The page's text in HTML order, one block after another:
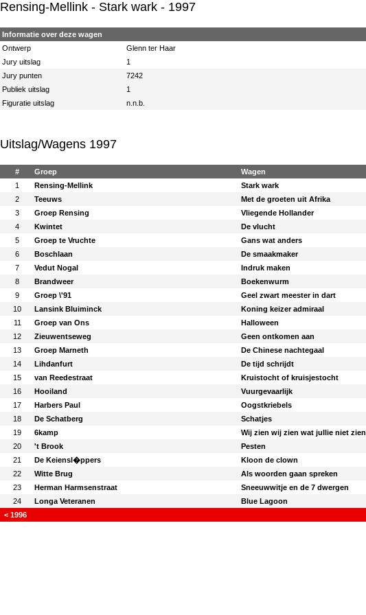
Rensing-Mellink - Stark wark - 1997
Informatie over deze wagen
Ontwerp
Glenn ter Haar
Jury uitslag
1
Jury punten
7242
Publiek uitslag
1
Figuratie uitslag
n.n.b.
Uitslag/Wagens 1997
# Groep
Wagen
1
Rensing-Mellink
Stark wark
2
Teeuws
Met de groeten uit Afrika
3
Groep Rensing
Vliegende Hollander
4
Kwintet
De vlucht
5
Groep te Vruchte
Gans wat anders
6
Boschlaan
De smaakmaker
7
Vedut Nogal
Indruk maken
8
Brandweer
Boekenwurm
9
Groep \'91
Geel zwart meester in dart
10
Lansink Bluiminck
Koning keizer admiraal
11
Groep van Ons
Halloween
12
Zieuwentseweg
Geen ontkomen aan
13
Groep Marneth
De Chinese nachtegaal
14
Lihdanfurt
De tijd schrijdt
15
van Reedestraat
Kruistocht of kruisjestocht
16
Hooiland
Vuurgevaarlijk
17
Harbers Paul
Oogstkriebels
18
De Schatberg
Schatjes
19
6kamp
Wij zien wij zien wat jullie niet zien
20
't Brook
Pesten
21
De Keiensl�ppers
Kloon de clown
22
Witte Brug
Als woorden gaan spreken
23
Herman Harmsenstraat
Sneeuwwitje en de 7 dwergen
24
Longa Veteranen
Blue Lagoon
< 1996